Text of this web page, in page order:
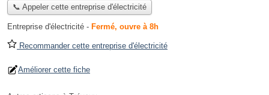
📞 Appeler cette entreprise d'électricité
Entreprise d'électricité - Fermé, ouvre à 8h
Recommander cette entreprise d'électricité
Améliorer cette fiche